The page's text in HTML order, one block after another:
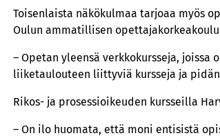
Toisenlaista näkökulmaa tarjoaa myös
Oulun ammatillisen
– Opetan yleensä verkkokursseja,
liiketaulouteen liittyviä kursseja ja
Rikos- ja prosessioikeuden kursseilla
– On ilo huomata, että moni entisistä